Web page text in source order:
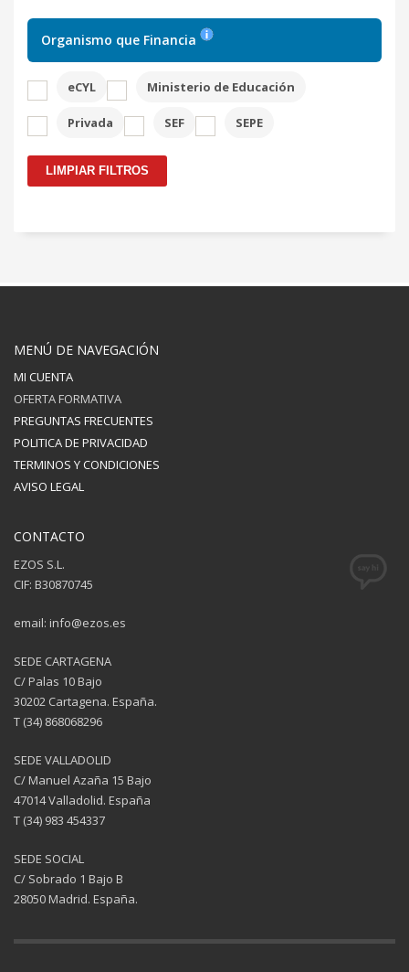
Organismo que Financia
eCYL Ministerio de Educación
Privada SEF SEPE
LIMPIAR FILTROS
MENÚ DE NAVEGACIÓN
MI CUENTA
OFERTA FORMATIVA
PREGUNTAS FRECUENTES
POLITICA DE PRIVACIDAD
TERMINOS Y CONDICIONES
AVISO LEGAL
CONTACTO
EZOS S.L.
CIF: B30870745
email: info@ezos.es
SEDE CARTAGENA
C/ Palas 10 Bajo
30202 Cartagena. España.
T (34) 868068296
SEDE VALLADOLID
C/ Manuel Azaña 15 Bajo
47014 Valladolid. España
T (34) 983 454337
SEDE SOCIAL
C/ Sobrado 1 Bajo B
28050 Madrid. España.